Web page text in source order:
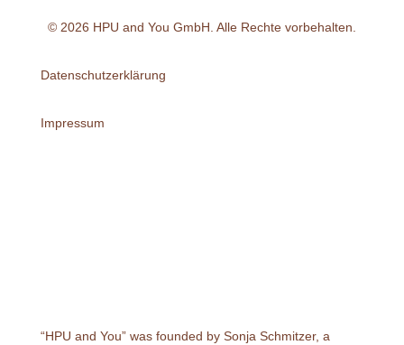
© 2026 HPU and You GmbH . Alle Rechte vorbehalten.
Datenschutzerklärung
Impressum
“HPU and You” was founded by Sonja Schmitzer, a